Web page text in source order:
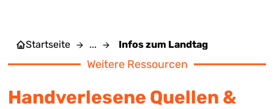
Startseite ... Infos zum Landtag
Weitere Ressourcen
Handverlesene Quellen &